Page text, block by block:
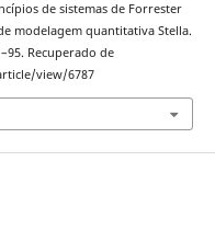
de sistemas de Forrester
modelagem quantitativa Stella.
Recuperado de
view/6787